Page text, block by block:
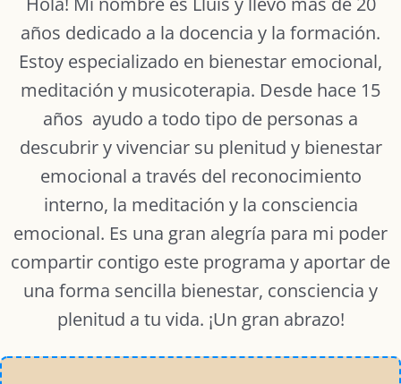
años dedicado a la docencia y la formación.
Estoy especializado en bienestar emocional,
meditación y musicoterapia. Desde hace 15
años ayudo a todo tipo de personas a
descubrir y vivenciar su plenitud y bienestar
emocional a través del reconocimiento
interno, la meditación y la consciencia
emocional. Es una gran alegría para mi poder
compartir contigo este programa y aportar de
una forma sencilla bienestar, consciencia y
plenitud a tu vida. ¡Un gran abrazo!